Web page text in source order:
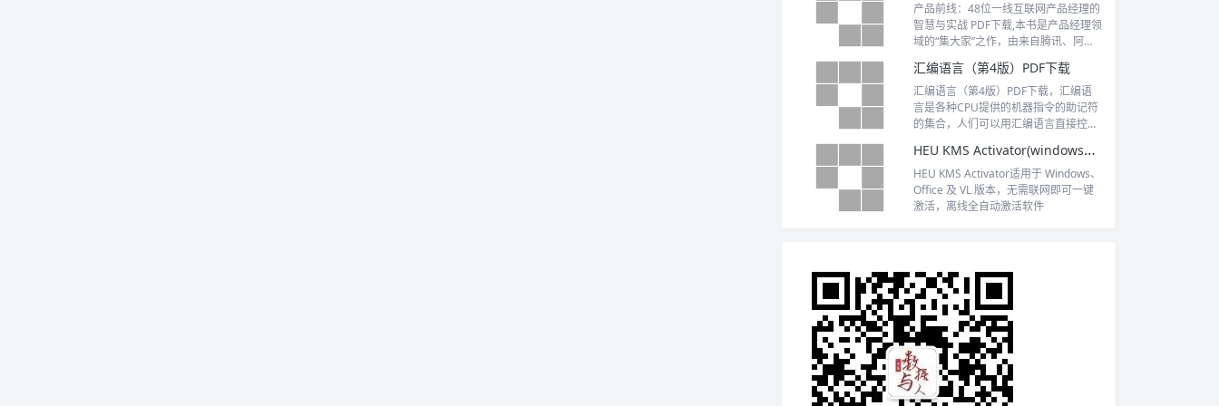
产品前线：48位一线互联网产品经理的
智慧与实战 PDF下载,本书是产品经理领
域的“集大家”之作，由来自腾讯、阿
0等一线互联网公司的48位资深产品经
理共同完成；本书也是产品经理领域的
集大成之作，这48位产品经理分享了他
们在工作实践中认为最有价值和作用的
经理智慧和经验的首次大集结。
汇编语言（第4版）PDF下载
汇编语言（第4版）PDF下载，汇编语
言是各种CPU提供的机器指令的助记符
的集合，人们可以用汇编语言直接控制
关课程
HEU KMS Activator(windows+office激活) 全系列版本下载
HEU KMS Activator适用于 Windows、
Office 及 VL 版本，无需联网即可一键
激活，离线全自动激活软件